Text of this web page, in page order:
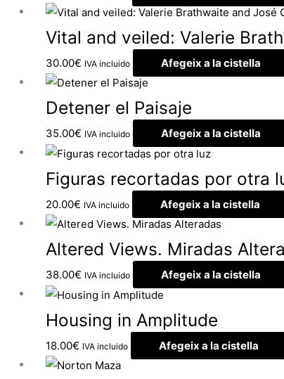
Vital and veiled: Valerie
30.00€ IVA incluido Afegeix a la cistella
Detener el Paisaje
35.00€ IVA incluido Afegeix a la cistella
Figuras recortadas por otra
20.00€ IVA incluido Afegeix a la cistella
Altered Views. Miradas
38.00€ IVA incluido Afegeix a la cistella
Housing in Amplitude
18.00€ IVA incluido Afegeix a la cistella